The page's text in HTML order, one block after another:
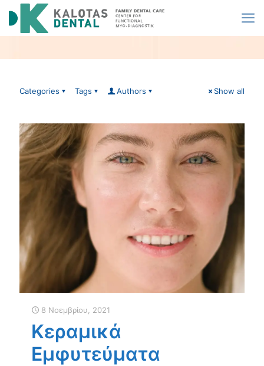
Categories Tags Authors Show all
8 Νοεμβρίου, 2021
Κεραμικά
Εμφυτεύματα